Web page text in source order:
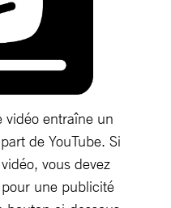
vidéo entraîne un
de YouTube. Si
vous devez
une publicité